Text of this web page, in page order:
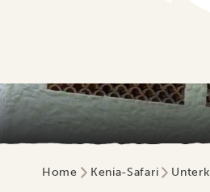
Home Kenia-Safari